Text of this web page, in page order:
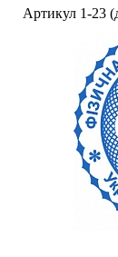
Артикул 1-23